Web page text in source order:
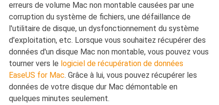
erreurs de volume Mac non montable causées par une
corruption du système de fichiers, une défaillance de
l'utilitaire de disque, un dysfonctionnement du système
d'exploitation, etc. Lorsque vous souhaitez récupérer des
données d'un disque Mac non montable, vous pouvez vous
tourner vers le logiciel de récupération de données
EaseUS for Mac. Grâce à lui, vous pouvez récupérer les
données de votre disque dur Mac démontable en
quelques minutes seulement.